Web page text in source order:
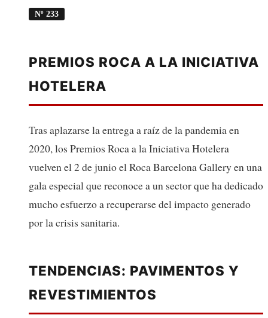
Nº 233
PREMIOS ROCA A LA INICIATIVA
HOTELERA
Tras aplazarse la entrega a raíz de la pandemia en
2020, los Premios Roca a la Iniciativa Hotelera
vuelven el 2 de junio el Roca Barcelona Gallery en una
gala especial que reconoce a un sector que ha dedicado
mucho esfuerzo a recuperarse del impacto generado
por la crisis sanitaria.
TENDENCIAS: PAVIMENTOS Y
REVESTIMIENTOS